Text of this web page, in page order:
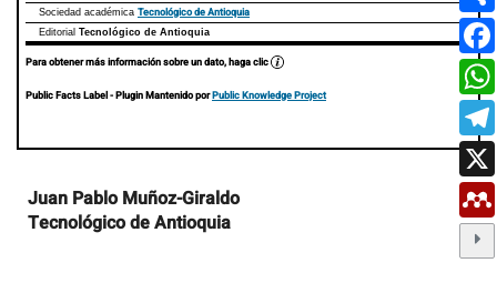
Sociedad académica Tecnológico de Antioquia
Editorial Tecnológico de Antioquia
Para obtener más información sobre un dato, haga clic
Public Facts Label- Plugin Mantenido porPublic Knowledge Project
Contenido
principal
del
Juan Pablo Muñoz-Giraldo
Tecnológico de Antioquia